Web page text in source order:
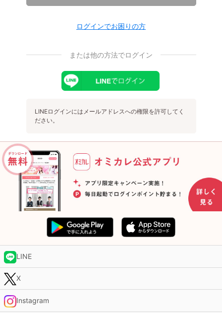
ログインでお困りの方
または他の方法でログイン
LINEログインにはメールアドレスへの権限を許可してく
ださい。
LINE
X
Instagram